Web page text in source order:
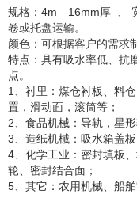
规格：4m—16mm厚 、
卷或托盘运输。
颜色：可根据客户的需求
特点：具有吸水率低、抗
点。
1、衬里：煤仓衬板、料
置，滑动面，滚筒等；
2、食品机械：导轨，星
3、造纸机械：吸水箱盖
4、化学工业：密封填板
轮、密封结合面；
5、其它：农用机械、船